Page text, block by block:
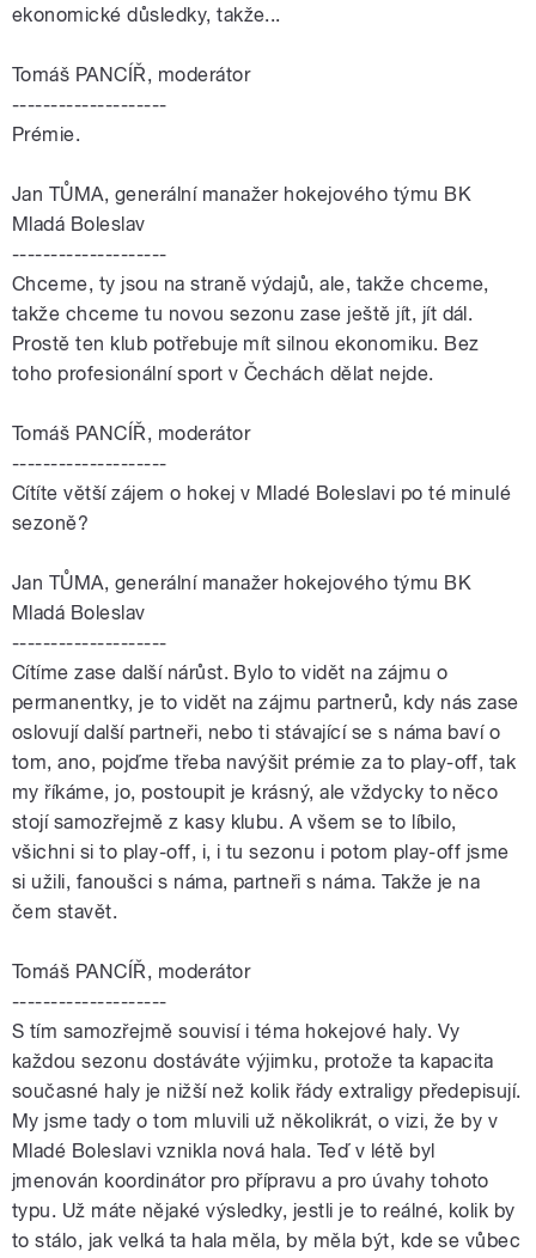
ekonomické důsledky, takže...
Tomáš PANCÍŘ, moderátor
--------------------
Prémie.
Jan TŮMA, generální manažer hokejového týmu BK
Mladá Boleslav
--------------------
Chceme, ty jsou na straně výdajů, ale, takže chceme,
takže chceme tu novou sezonu zase ještě jít, jít dál.
Prostě ten klub potřebuje mít silnou ekonomiku. Bez
toho profesionální sport v Čechách dělat nejde.
Tomáš PANCÍŘ, moderátor
--------------------
Cítíte větší zájem o hokej v Mladé Boleslavi po té minulé
sezoně?
Jan TŮMA, generální manažer hokejového týmu BK
Mladá Boleslav
--------------------
Cítíme zase další nárůst. Bylo to vidět na zájmu o
permanentky, je to vidět na zájmu partnerů, kdy nás zase
oslovují další partneři, nebo ti stávající se s náma baví o
tom, ano, pojďme třeba navýšit prémie za to play-off, tak
my říkáme, jo, postoupit je krásný, ale vždycky to něco
stojí samozřejmě z kasy klubu. A všem se to líbilo,
všichni si to play-off, i, i tu sezonu i potom play-off jsme
si užili, fanoušci s náma, partneři s náma. Takže je na
čem stavět.
Tomáš PANCÍŘ, moderátor
--------------------
S tím samozřejmě souvisí i téma hokejové haly. Vy
každou sezonu dostáváte výjimku, protože ta kapacita
současné haly je nižší než kolik řády extraligy předepisují.
My jsme tady o tom mluvili už několikrát, o vizi, že by v
Mladé Boleslavi vznikla nová hala. Teď v létě byl
jmenován koordinátor pro přípravu a pro úvahy tohoto
typu. Už máte nějaké výsledky, jestli je to reálné, kolik by
to stálo, jak velká ta hala měla, by měla být, kde se vůbec